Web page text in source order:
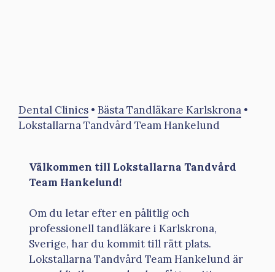
Dental Clinics • Bästa Tandläkare Karlskrona •
Lokstallarna Tandvård Team Hankelund
Välkommen till Lokstallarna Tandvård
Team Hankelund!
Om du letar efter en pålitlig och
professionell tandläkare i Karlskrona,
Sverige, har du kommit till rätt plats.
Lokstallarna Tandvård Team Hankelund är